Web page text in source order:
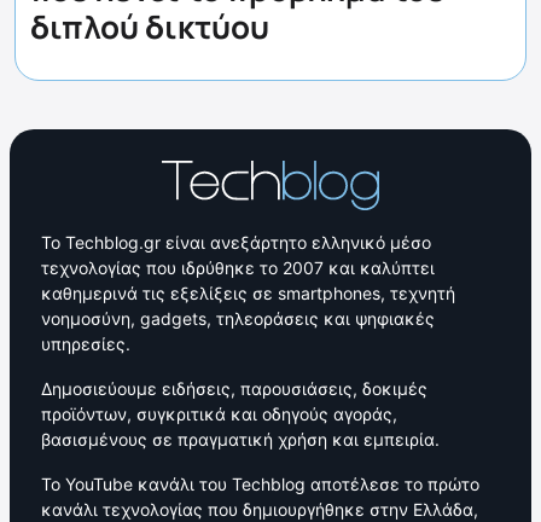
διπλού δικτύου
Το Techblog.gr είναι ανεξάρτητο ελληνικό μέσο
τεχνολογίας που ιδρύθηκε το 2007 και καλύπτει
καθημερινά τις εξελίξεις σε smartphones, τεχνητή
νοημοσύνη, gadgets, τηλεοράσεις και ψηφιακές
υπηρεσίες.
Δημοσιεύουμε ειδήσεις, παρουσιάσεις, δοκιμές
προϊόντων, συγκριτικά και οδηγούς αγοράς,
βασισμένους σε πραγματική χρήση και εμπειρία.
Το YouTube κανάλι του Techblog αποτέλεσε το πρώτο
κανάλι τεχνολογίας που δημιουργήθηκε στην Ελλάδα,